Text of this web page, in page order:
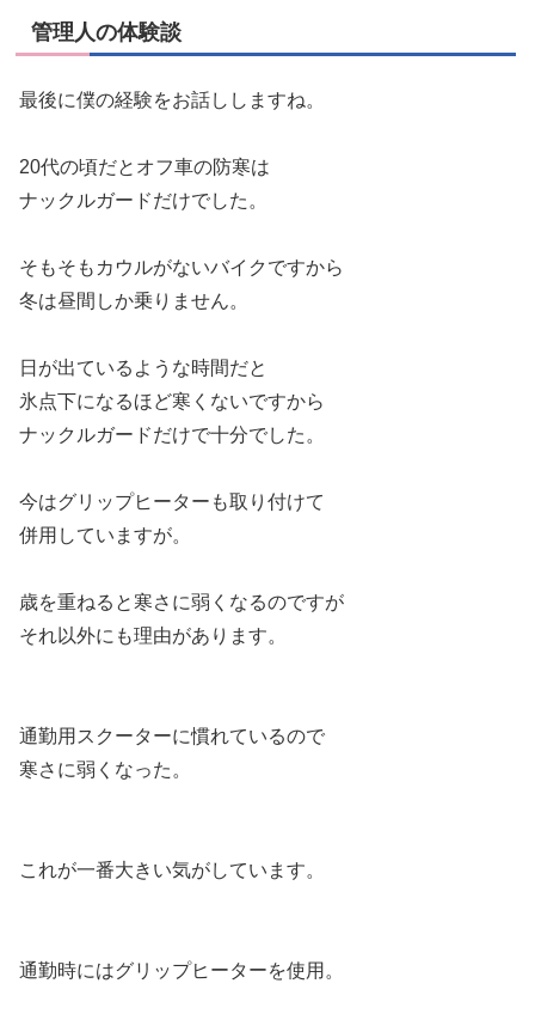
管理人の体験談
最後に僕の経験をお話ししますね。
20代の頃だとオフ車の防寒は
ナックルガードだけでした。
そもそもカウルがないバイクですから
冬は昼間しか乗りません。
日が出ているような時間だと
氷点下になるほど寒くないですから
ナックルガードだけで十分でした。
今はグリップヒーターも取り付けて
併用していますが。
歳を重ねると寒さに弱くなるのですが
それ以外にも理由があります。
通勤用スクーターに慣れているので
寒さに弱くなった。
これが一番大きい気がしています。
通勤時にはグリップヒーターを使用。